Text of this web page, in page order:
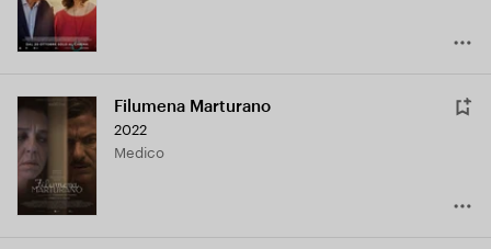
Filumena Marturano
2022
Medico